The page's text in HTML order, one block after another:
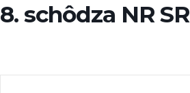
8. schôdza NR SR